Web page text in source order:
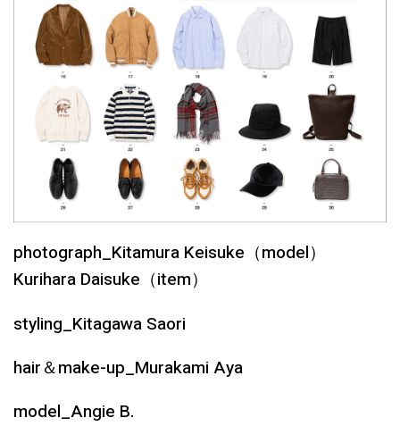
photograph_Kitamura Keisuke（model）
Kurihara Daisuke（item）
styling_Kitagawa Saori
hair＆make-up_Murakami Aya
model_Angie B.